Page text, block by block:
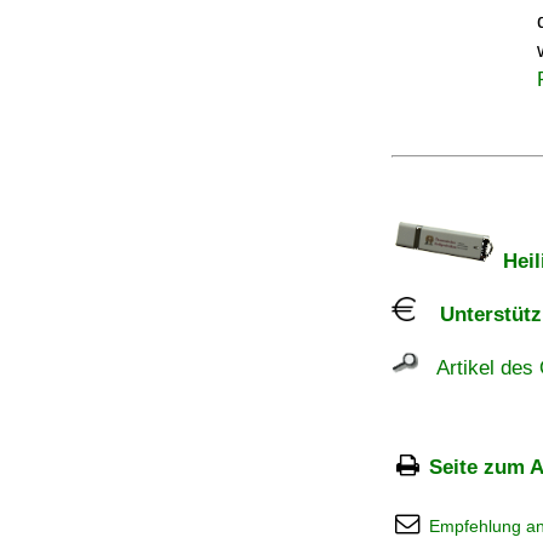
Artikel des
Seite zum
Empfehlung